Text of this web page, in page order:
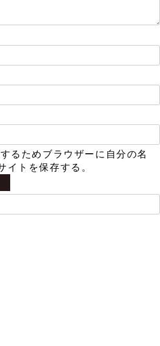
るためブラウザーに自分の名
イトを保存する。